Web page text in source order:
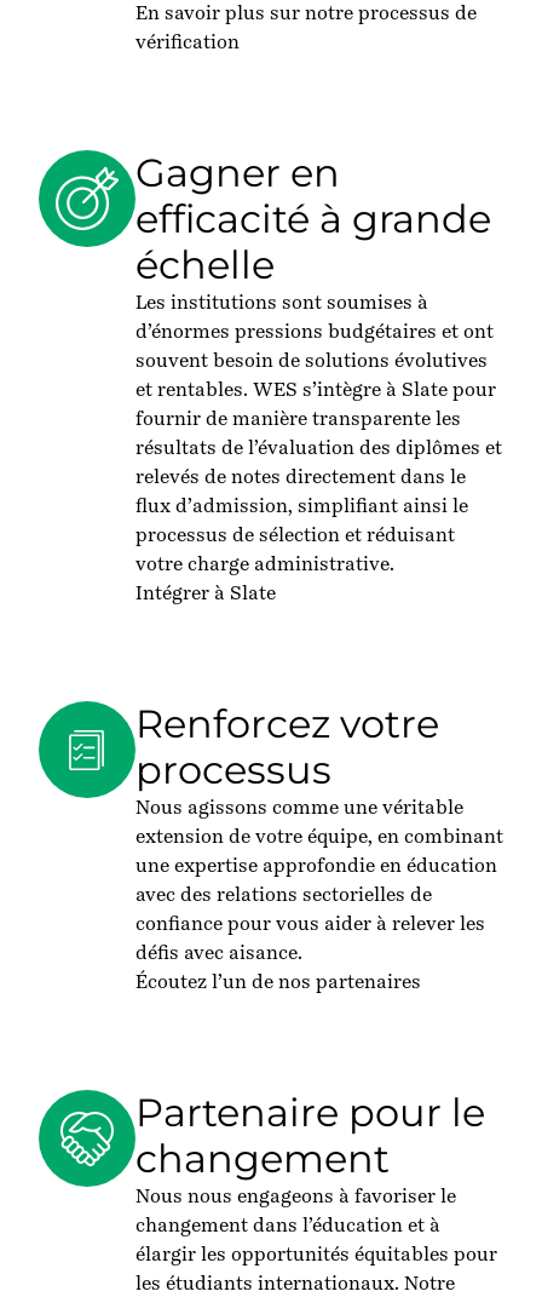
En savoir plus sur notre processus de
vérification
Gagner en
efficacité à grande
échelle
Les institutions sont soumises à
d’énormes pressions budgétaires et ont
souvent besoin de solutions évolutives
et rentables. WES s’intègre à Slate pour
fournir de manière transparente les
résultats de l’évaluation des diplômes et
relevés de notes directement dans le
flux d’admission, simplifiant ainsi le
processus de sélection et réduisant
votre charge administrative.
Intégrer à Slate
Renforcez votre
processus
Nous agissons comme une véritable
extension de votre équipe, en combinant
une expertise approfondie en éducation
avec des relations sectorielles de
confiance pour vous aider à relever les
défis avec aisance.
Écoutez l’un de nos partenaires
Partenaire pour le
changement
Nous nous engageons à favoriser le
changement dans l’éducation et à
élargir les opportunités équitables pour
les étudiants internationaux. Notre